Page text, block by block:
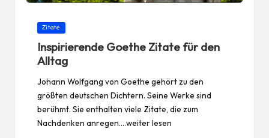
Posted
Zitate
Inspirierende Goethe Zitate für den
Alltag
Johann Wolfgang von Goethe gehört zu den
größten deutschen Dichtern. Seine Werke sind
berühmt. Sie enthalten viele Zitate, die zum
Nachdenken anregen.…weiter lesen